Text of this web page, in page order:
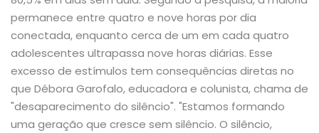
permanece entre quatro e nove horas por dia
conectada, enquanto cerca de um em cada quatro
adolescentes ultrapassa nove horas diárias. Esse
excesso de estímulos tem consequências diretas no
que Débora Garofalo, educadora e colunista, chama de
"desaparecimento do silêncio". "Estamos formando
uma geração que cresce sem silêncio. O silêncio,